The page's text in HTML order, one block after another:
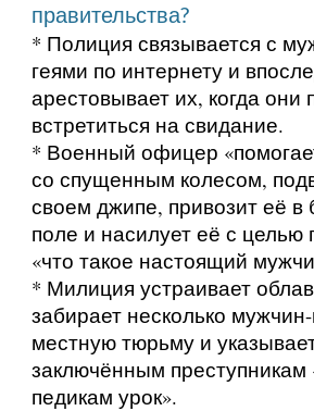
правительства?
* Полиция связывается с
геями по интернету и
арестовывает их, когда они
встретиться на свидание.
* Военный офицер
со спущенным колесом,
своем джипе, привозит её в
поле и насилует её с целью
«что такое настоящий
* Милиция устраивает
забирает несколько
местную тюрьму и
заключённым преступникам
педикам урок».